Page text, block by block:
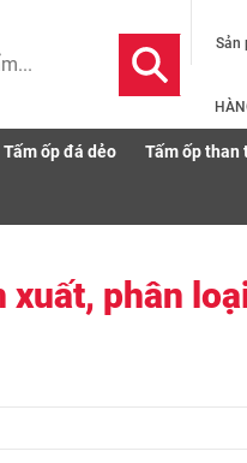
Sản
Tấm ốp đá dẻo Tấm ốp than
xuất, phân